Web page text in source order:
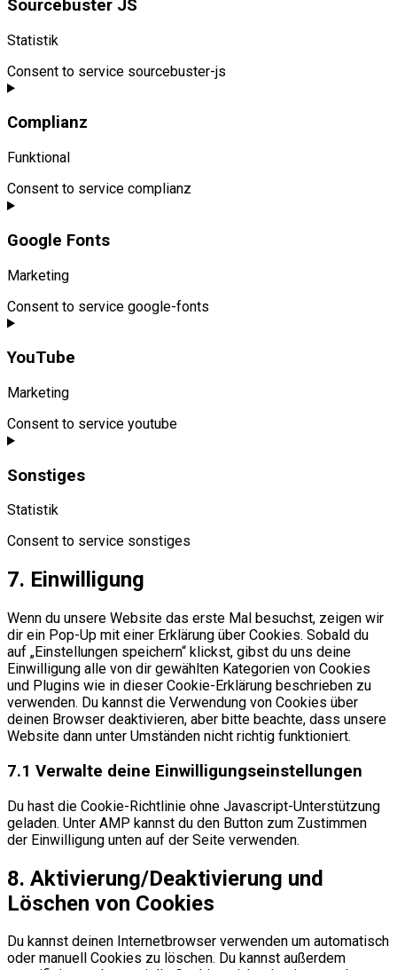
Sourcebuster JS
Statistik
Consent to service sourcebuster-js
Complianz
Funktional
Consent to service complianz
Google Fonts
Marketing
Consent to service google-fonts
YouTube
Marketing
Consent to service youtube
Sonstiges
Statistik
Consent to service sonstiges
7. Einwilligung
Wenn du unsere Website das erste Mal besuchst, zeigen wir
dir ein Pop-Up mit einer Erklärung über Cookies. Sobald du
auf „Einstellungen speichern“ klickst, gibst du uns deine
Einwilligung alle von dir gewählten Kategorien von Cookies
und Plugins wie in dieser Cookie-Erklärung beschrieben zu
verwenden. Du kannst die Verwendung von Cookies über
deinen Browser deaktivieren, aber bitte beachte, dass unsere
Website dann unter Umständen nicht richtig funktioniert.
7.1 Verwalte deine Einwilligungseinstellungen
Du hast die Cookie-Richtlinie ohne Javascript-Unterstützung
geladen. Unter AMP kannst du den Button zum Zustimmen
der Einwilligung unten auf der Seite verwenden.
8. Aktivierung/Deaktivierung und
Löschen von Cookies
Du kannst deinen Internetbrowser verwenden um automatisch
oder manuell Cookies zu löschen. Du kannst außerdem